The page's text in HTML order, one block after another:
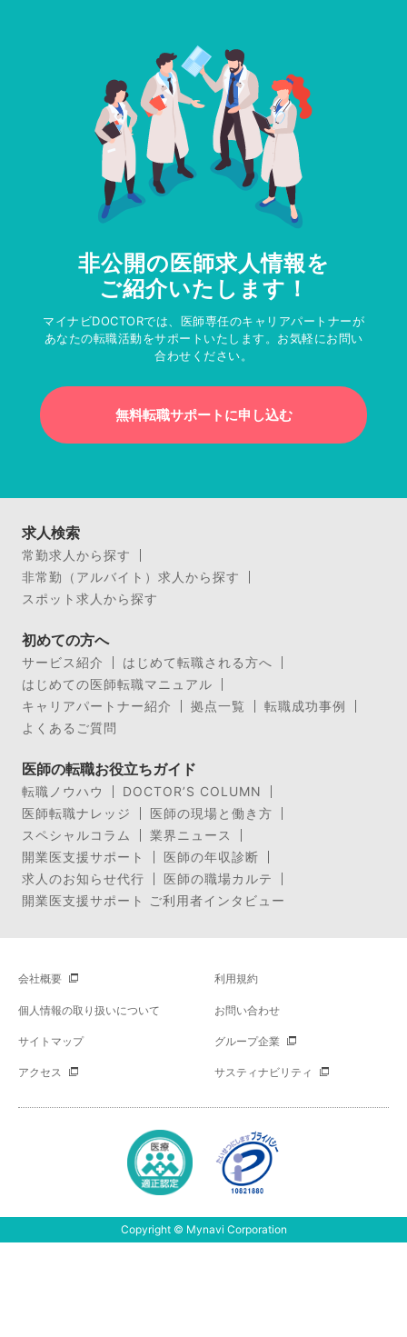
非公開の医師求人情報を
ご紹介いたします！
マイナビDOCTORでは、医師専任のキャリアパートナーが
あなたの転職活動をサポートいたします。お気軽にお問い
合わせください。
無料転職サポートに申し込む
求人検索
常勤求人から探す
非常勤（アルバイト）求人から探す
スポット求人から探す
初めての方へ
サービス紹介
はじめて転職される方へ
はじめての医師転職マニュアル
キャリアパートナー紹介
拠点一覧
転職成功事例
よくあるご質問
医師の転職お役立ちガイド
転職ノウハウ
DOCTOR’S COLUMN
医師転職ナレッジ
医師の現場と働き方
スペシャルコラム
業界ニュース
開業医支援サポート
医師の年収診断
求人のお知らせ代行
医師の職場カルテ
開業医支援サポート ご利用者インタビュー
会社概要 利用規約
個人情報の取り扱いについて お問い合わせ
サイトマップ グループ企業
アクセス サスティナビリティ
Copyright © Mynavi Corporation